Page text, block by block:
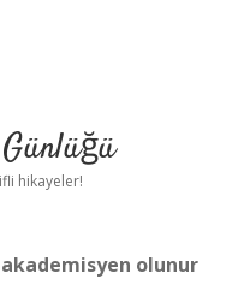
hikayeler!
olunur